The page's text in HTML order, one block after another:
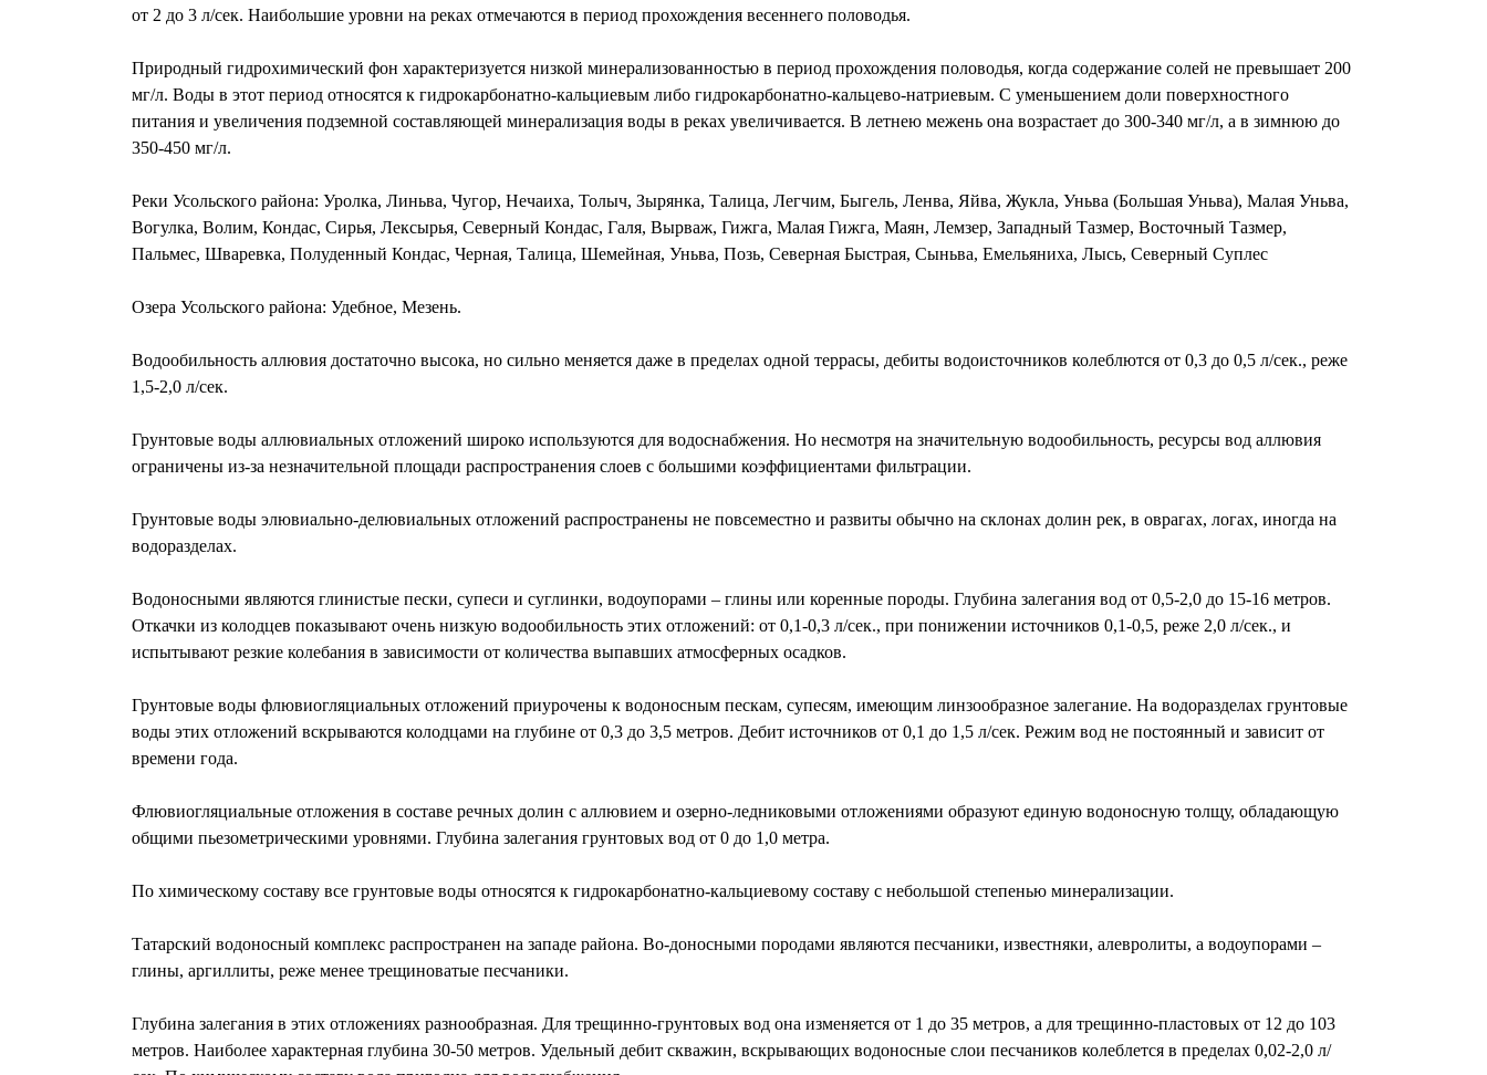
от 2 до 3 л/сек. Наибольшие уровни на реках отмечаются в период прохождения весеннего половодья.
Природный гидрохимический фон характеризуется низкой минерализованностью в период прохождения половодья, когда содержание солей не превышает 200
мг/л. Воды в этот период относятся к гидрокарбонатно-кальциевым либо гидрокарбонатно-кальцево-натриевым. С уменьшением доли поверхностного
питания и увеличения подземной составляющей минерализация воды в реках увеличивается. В летнею межень она возрастает до 300-340 мг/л, а в зимнюю до
350-450 мг/л.
Реки Усольского района: Уролка, Линьва, Чугор, Нечаиха, Толыч, Зырянка, Талица, Легчим, Быгель, Ленва, Яйва, Жукла, Уньва (Большая Уньва), Малая Уньва,
Вогулка, Волим, Кондас, Сирья, Лексырья, Северный Кондас, Галя, Вырваж, Гижга, Малая Гижга, Маян, Лемзер, Западный Тазмер, Восточный Тазмер,
Пальмес, Шваревка, Полуденный Кондас, Черная, Талица, Шемейная, Уньва, Позь, Северная Быстрая, Сыньва, Емельяниха, Лысь, Северный Суплес
Озера Усольского района: Удебное, Мезень.
Водообильность аллювия достаточно высока, но сильно меняется даже в пределах одной террасы, дебиты водоисточников колеблются от 0,3 до 0,5 л/сек., реже
1,5-2,0 л/сек.
Грунтовые воды аллювиальных отложений широко используются для водоснабжения. Но несмотря на значительную водообильность, ресурсы вод аллювия
ограничены из-за незначительной площади распространения слоев с большими коэффициентами фильтрации.
Грунтовые воды элювиально-делювиальных отложений распространены не повсеместно и развиты обычно на склонах долин рек, в оврагах, логах, иногда на
водоразделах.
Водоносными являются глинистые пески, супеси и суглинки, водоупорами – глины или коренные породы. Глубина залегания вод от 0,5-2,0 до 15-16 метров.
Откачки из колодцев показывают очень низкую водообильность этих отложений: от 0,1-0,3 л/сек., при понижении источников 0,1-0,5, реже 2,0 л/сек., и
испытывают резкие колебания в зависимости от количества выпавших атмосферных осадков.
Грунтовые воды флювиогляциальных отложений приурочены к водоносным пескам, супесям, имеющим линзообразное залегание. На водоразделах грунтовые
воды этих отложений вскрываются колодцами на глубине от 0,3 до 3,5 метров. Дебит источников от 0,1 до 1,5 л/сек. Режим вод не постоянный и зависит от
времени года.
Флювиогляциальные отложения в составе речных долин с аллювием и озерно-ледниковыми отложениями образуют единую водоносную толщу, обладающую
общими пьезометрическими уровнями. Глубина залегания грунтовых вод от 0 до 1,0 метра.
По химическому составу все грунтовые воды относятся к гидрокарбонатно-кальциевому составу с небольшой степенью минерализации.
Татарский водоносный комплекс распространен на западе района. Во-доносными породами являются песчаники, известняки, алевролиты, а водоупорами –
глины, аргиллиты, реже менее трещиноватые песчаники.
Глубина залегания в этих отложениях разнообразная. Для трещинно-грунтовых вод она изменяется от 1 до 35 метров, а для трещинно-пластовых от 12 до 103
метров. Наиболее характерная глубина 30-50 метров. Удельный дебит скважин, вскрывающих водоносные слои песчаников колеблется в пределах 0,02-2,0 л/